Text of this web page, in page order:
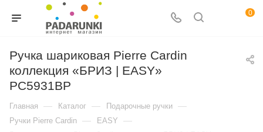
0
Ручка шариковая Pierre Cardin
коллекция «БРИЗ | EASY»
PC5931BP
Главная — Каталог — Подарочные ручки —
Ручки Pierre Cardin — EASY —